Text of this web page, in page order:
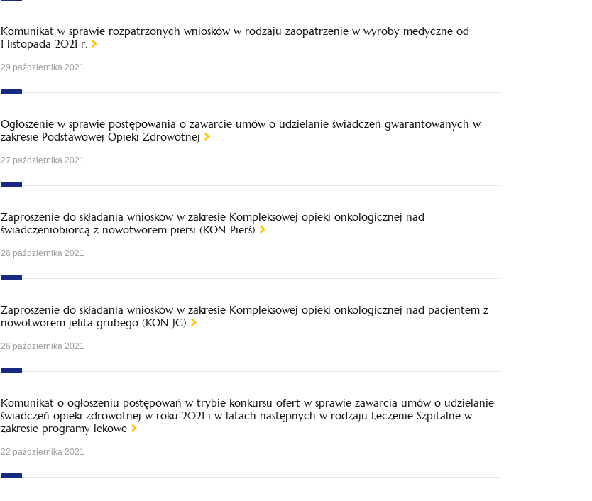
Komunikat w sprawie rozpatrzonych wniosków w rodzaju zaopatrzenie w wyroby medyczne od
1 listopada 2021 r.
29 października 2021
Ogłoszenie w sprawie postępowania o zawarcie umów o udzielanie świadczeń gwarantowanych w
zakresie Podstawowej Opieki Zdrowotnej
27 października 2021
Zaproszenie do składania wniosków w zakresie Kompleksowej opieki onkologicznej nad
świadczeniobiorcą z nowotworem piersi (KON-Pierś)
26 października 2021
Zaproszenie do składania wniosków w zakresie Kompleksowej opieki onkologicznej nad pacjentem z
nowotworem jelita grubego (KON-JG)
26 października 2021
Komunikat o ogłoszeniu postępowań w trybie konkursu ofert w sprawie zawarcia umów o udzielanie
świadczeń opieki zdrowotnej w roku 2021 i w latach następnych w rodzaju Leczenie Szpitalne w
zakresie programy lekowe
22 października 2021